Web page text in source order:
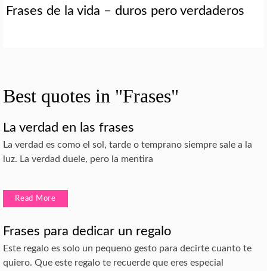
Frases de la vida – duros pero verdaderos
Best quotes in "Frases"
La verdad en las frases
La verdad es como el sol, tarde o temprano siempre sale a la
luz. La verdad duele, pero la mentira
Read More
Frases para dedicar un regalo
Este regalo es solo un pequeno gesto para decirte cuanto te
quiero. Que este regalo te recuerde que eres especial